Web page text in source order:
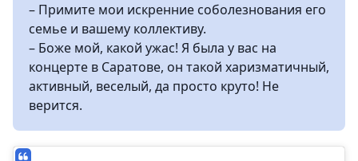
– Примите мои искренние соболезнования его
семье и вашему коллективу.
– Боже мой, какой ужас! Я была у вас на
концерте в Саратове, он такой харизматичный,
активный, веселый, да просто круто! Не
верится.